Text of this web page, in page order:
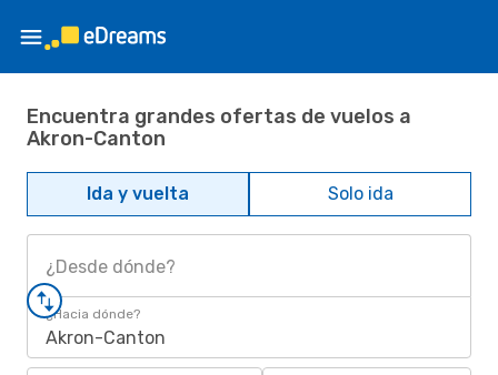
Encuentra grandes ofertas de vuelos a
Akron-Canton
Ida y vuelta Solo ida
¿Desde dónde?
¿Hacia dónde?
Akron-Canton